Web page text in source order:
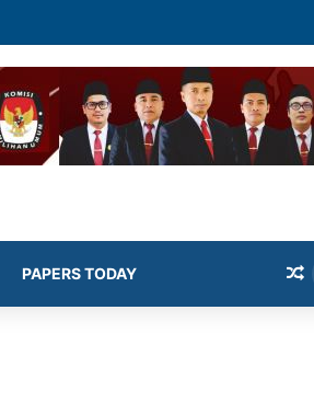
Public Speaking dan Konten Publik
PAPERS TODAY